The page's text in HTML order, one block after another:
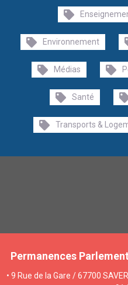
Environnement
Médias
Santé
Transports &
Permanences
• 9 Rue de la Gare / 67700